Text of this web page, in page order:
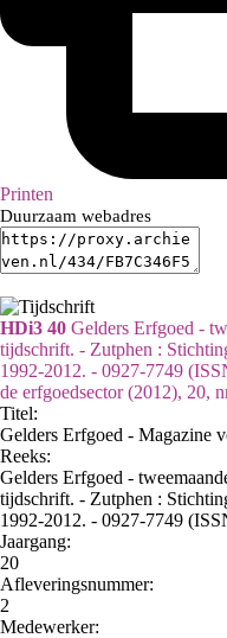
Printen
Duurzaam webadres
HDi3 40 Gelders Erfgoed -
tijdschrift. - Zutphen :
1992-2012. - 0927-7749
de erfgoedsector (2012), 20,
Titel:
Gelders Erfgoed - Magazine
Reeks:
Gelders Erfgoed -
tijdschrift. - Zutphen :
1992-2012. - 0927-7749
Jaargang:
20
Afleveringsnummer:
2
Medewerker: